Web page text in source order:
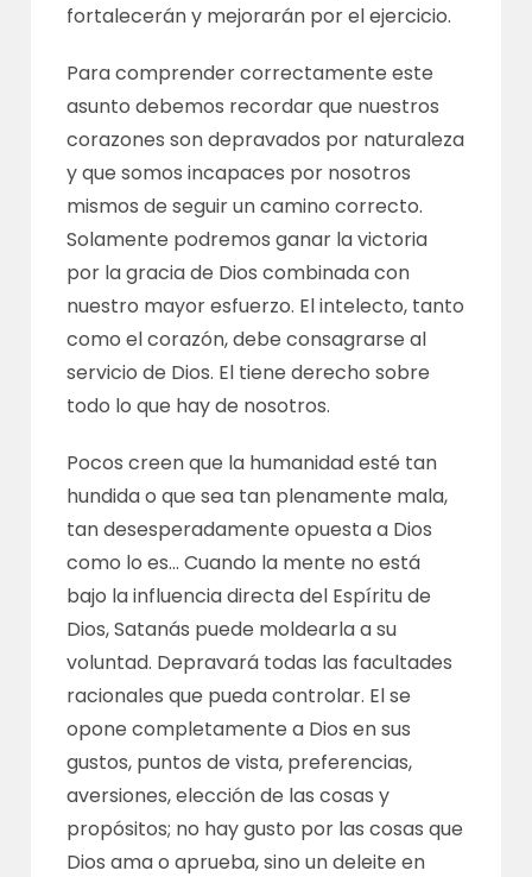
fortalecerán y mejorarán por el ejercicio.
Para comprender correctamente este
asunto debemos recordar que nuestros
corazones son depravados por naturaleza
y que somos incapaces por nosotros
mismos de seguir un camino correcto.
Solamente podremos ganar la victoria
por la gracia de Dios combinada con
nuestro mayor esfuerzo. El intelecto, tanto
como el corazón, debe consagrarse al
servicio de Dios. El tiene derecho sobre
todo lo que hay de nosotros.
Pocos creen que la humanidad esté tan
hundida o que sea tan plenamente mala,
tan desesperadamente opuesta a Dios
como lo es… Cuando la mente no está
bajo la influencia directa del Espíritu de
Dios, Satanás puede moldearla a su
voluntad. Depravará todas las facultades
racionales que pueda controlar. El se
opone completamente a Dios en sus
gustos, puntos de vista, preferencias,
aversiones, elección de las cosas y
propósitos; no hay gusto por las cosas que
Dios ama o aprueba, sino un deleite en